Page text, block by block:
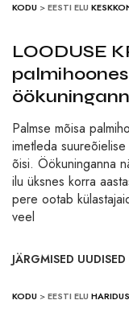
KODU >EESTI ELU
LOODUSE
Palmse mõisa
imetleda
õisi. Öökuninganna
ilu üksnes korra
pere ootab
veel
JÄRGMISED UUDISED
KODU >EESTI ELU HARIDUS